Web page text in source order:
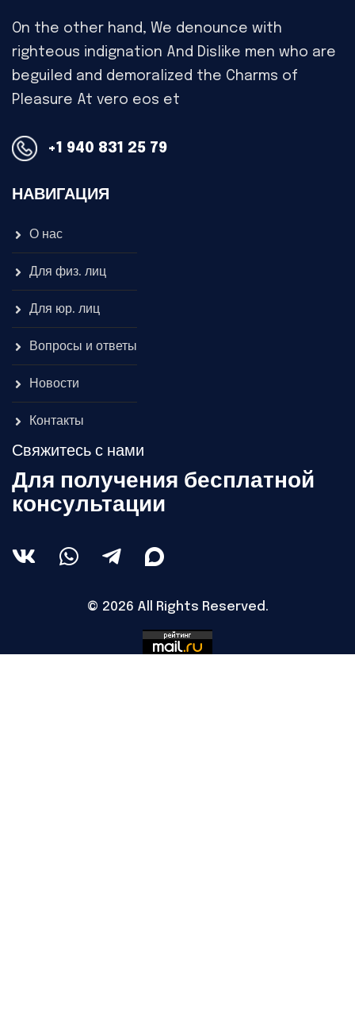
On the other hand, We denounce with
righteous indignation And Dislike men who are
beguiled and demoralized the Charms of
Pleasure At vero eos et
+1 940 831 25 79
НАВИГАЦИЯ
О нас
Для физ. лиц
Для юр. лиц
Вопросы и ответы
Новости
Контакты
Свяжитесь с нами
Для получения бесплатной
консультации
© 2026 All Rights Reserved.